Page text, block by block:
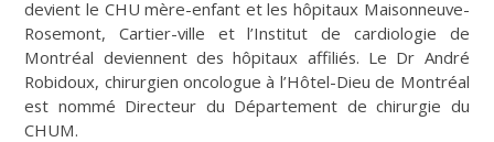
devient le CHU mère-enfant et les hôpitaux Maisonneuve-
Rosemont, Cartier-ville et l’Institut de cardiologie de
Montréal deviennent des hôpitaux affiliés. Le Dr André
Robidoux, chirurgien oncologue à l’Hôtel-Dieu de Montréal
est nommé Directeur du Département de chirurgie du
CHUM.